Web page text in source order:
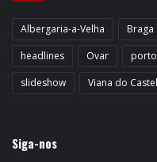
Albergaria-a-Velha Braga
headlines
Ovar porto
slideshow
Viana do
Siga-nos